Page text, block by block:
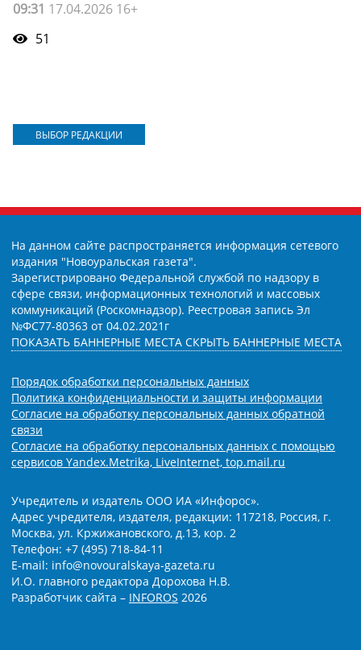
09:31 17.04.2026 16+
51
ВЫБОР РЕДАКЦИИ
На данном сайте распространяется информация сетевого
издания "Новоуральская газета".
Зарегистрировано Федеральной службой по надзору в
сфере связи, информационных технологий и массовых
коммуникаций (Роскомнадзор). Реестровая запись Эл
№ФС77-80363 от 04.02.2021г
ПОКАЗАТЬ БАННЕРНЫЕ МЕСТА СКРЫТЬ БАННЕРНЫЕ МЕСТА
Порядок обработки персональных данных
Политика конфиденциальности и защиты информации
Согласие на обработку персональных данных обратной
связи
Согласие на обработку персональных данных с помощью
сервисов Yandex.Metrika, LiveInternet, top.mail.ru
Учредитель и издатель ООО ИА «Инфорос».
Адрес учредителя, издателя, редакции: 117218, Россия, г.
Москва, ул. Кржижановского, д.13, кор. 2
Телефон: +7 (495) 718-84-11
E-mail: info@novouralskaya-gazeta.ru
И.О. главного редактора Дорохова Н.В.
Разработчик сайта – INFOROS 2026